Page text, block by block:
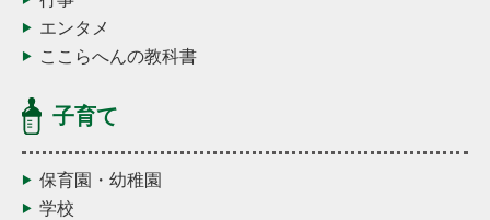
エンタメ
ここらへんの教科書
子育て
保育園・幼稚園
学校